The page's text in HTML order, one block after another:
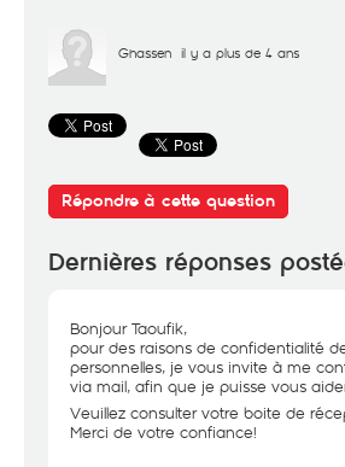
Ghassen il y a plus de 4 ans
Répondre à cette question
Dernières réponses
Bonjour Taoufik,
pour des raisons de confidentialité
personnelles, je vous invite à me
via mail, afin que je puisse vous
Veuillez consulter votre boite de
Merci de votre confiance!